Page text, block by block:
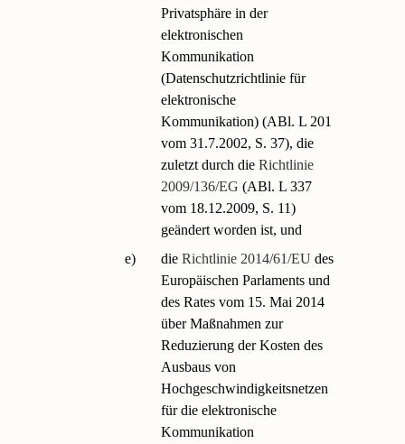
Privatsphäre in der
elektronischen
Kommunikation
(Datenschutzrichtlinie für
elektronische
Kommunikation) (ABl. L 201
vom 31.7.2002, S. 37), die
zuletzt durch dieRichtlinie
2009/136/EG (ABl. L 337
vom 18.12.2009, S. 11)
geändert worden ist, und
e)
dieRichtlinie 2014/61/EU des
Europäischen Parlaments und
des Rates vom 15. Mai 2014
über Maßnahmen zur
Reduzierung der Kosten des
Ausbaus von
Hochgeschwindigkeitsnetzen
für die elektronische
Kommunikation